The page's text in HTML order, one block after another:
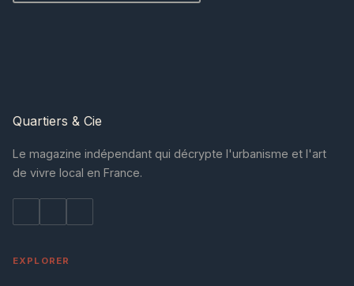
Quartiers & Cie
Le magazine indépendant qui décrypte l'urbanisme et l'art
de vivre local en France.
EXPLORER